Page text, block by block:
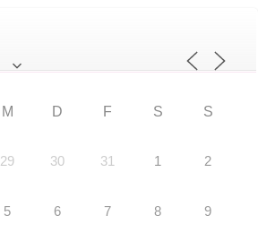
M D F S S
29 30 31 1 2
5 6 7 8 9